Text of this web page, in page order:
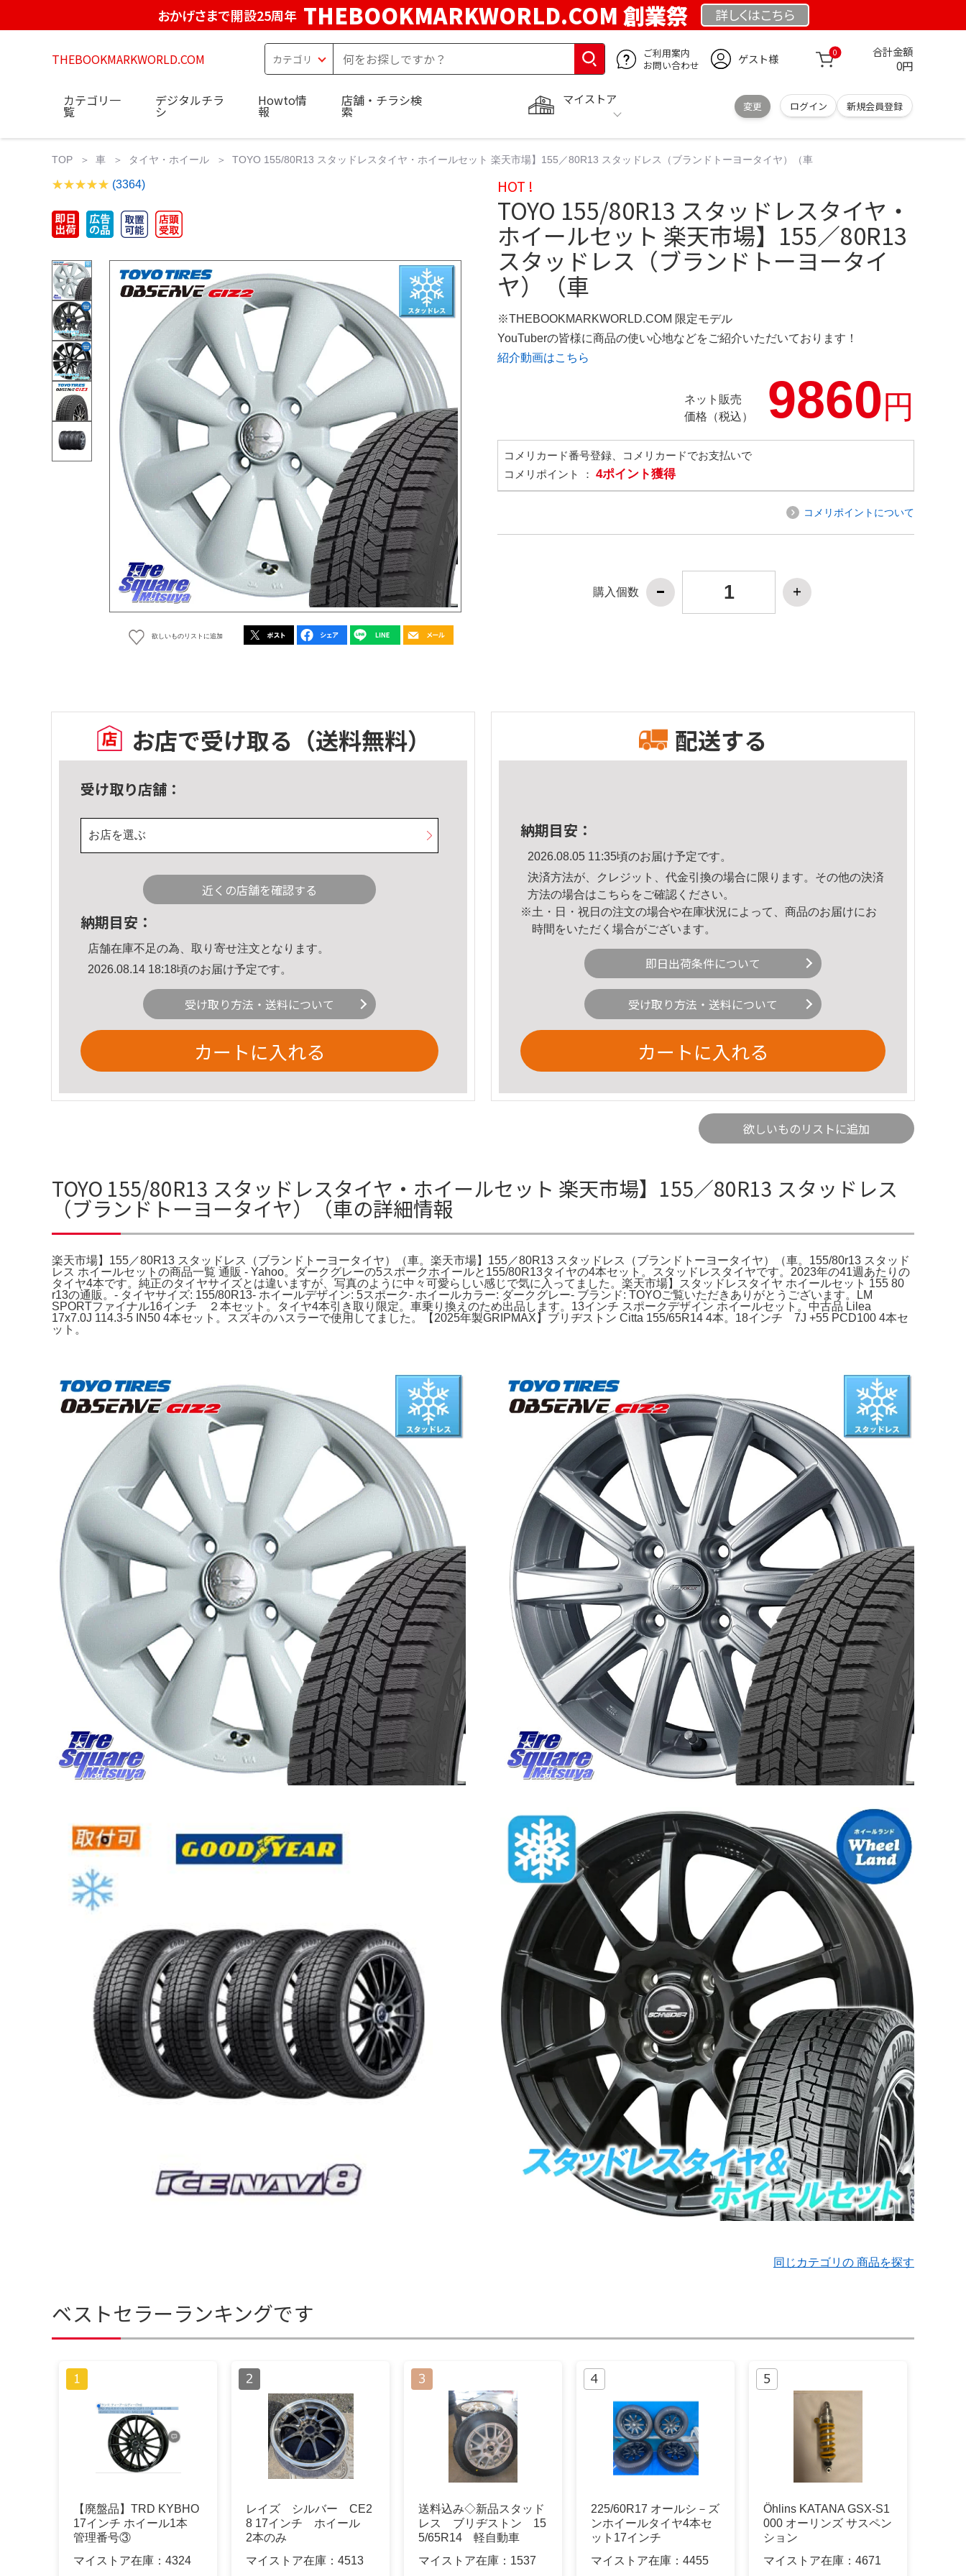
おかげさまで開設25周年 THEBOOKMARKWORLD.COM 創業祭 詳しくはこちら
THEBOOKMARKWORLD.COM
ご利用案内
お問い合わせ
ゲスト様 0 合計金額
0円
マイストア
変更 ログイン 新規会員登録
カテゴリ一
覧
デジタルチラ
シ
Howto情
報
店舗・チラシ検
索
TOP 車 タイヤ・ホイール TOYO 155/80R13 スタッドレスタイヤ・ホイールセット 楽天市場】155／80R13 スタッドレス（ブランドトーヨータイヤ）（車
(3364)
欲しいものリストに追加
HOT !
TOYO 155/80R13 スタッドレスタイヤ・
ホイールセット 楽天市場】155／80R13
スタッドレス（ブランドトーヨータイ
ヤ）（車
※THEBOOKMARKWORLD.COM 限定モデル
YouTuberの皆様に商品の使い心地などをご紹介いただいております！
紹介動画はこちら
ネット販売
価格（税込）
9860円
コメリカード番号登録、コメリカードでお支払いで
コメリポイント ： 4ポイント獲得
コメリポイントについて
購入個数
お店で受け取る （送料無料）
受け取り店舗：
お店を選ぶ
近くの店舗を確認する
納期目安：
店舗在庫不足の為、取り寄せ注文となります。
2026.08.14 18:18頃のお届け予定です。
受け取り方法・送料について
カートに入れる
配送する
納期目安：
2026.08.05 11:35頃のお届け予定です。
決済方法が、クレジット、代金引換の場合に限ります。その他の決済
方法の場合はこちら をご確認ください。
※土・日・祝日の注文の場合や在庫状況によって、商品のお届けにお
時間をいただく場合がございます。
即日出荷条件について
受け取り方法・送料について
カートに入れる
欲しいものリストに追加
TOYO 155/80R13 スタッドレスタイヤ・ホイールセット 楽天市場】155／80R13 スタッドレス
（ブランドトーヨータイヤ）（車の詳細情報
楽天市場】155／80R13 スタッドレス（ブランドトーヨータイヤ）（車。楽天市場】155／80R13 スタッドレス（ブランドトーヨータイヤ）（車。155/80r13 スタッド
レス ホイールセットの商品一覧 通販 - Yahoo。ダークグレーの5スポークホイールと155/80R13タイヤの4本セット。スタッドレスタイヤです。2023年の41週あたりの
タイヤ4本です。純正のタイヤサイズとは違いますが、写真のように中々可愛らしい感じで気に入ってました。楽天市場】スタッドレスタイヤ ホイールセット 155 80
r13の通販。- タイヤサイズ: 155/80R13- ホイールデザイン: 5スポーク- ホイールカラー: ダークグレー- ブランド: TOYOご覧いただきありがとうございます。LM
SPORTファイナル16インチ ２本セット。タイヤ4本引き取り限定。車乗り換えのため出品します。13インチ スポークデザイン ホイールセット。中古品 Lilea
17x7.0J 114.3-5 IN50 4本セット。スズキのハスラーで使用してました。【2025年製GRIPMAX】ブリヂストン Citta 155/65R14 4本。18インチ 7J +55 PCD100 4本セ
ット。
同じカテゴリの 商品を探す
ベストセラーランキングです
【廃盤品】TRD KYBHO
17インチ ホイール1本
管理番号③
マイストア在庫： 4324
レイズ シルバー CE2
8 17インチ ホイール
2本のみ
マイストア在庫： 4513
送料込み◇新品スタッド
レス ブリヂストン 15
5/65R14 軽自動車
マイストア在庫： 1537
225/60R17 オールシ－ズ
ンホイールタイヤ4本セ
ット17インチ
マイストア在庫： 4455
Öhlins KATANA GSX-S1
000 オーリンズ サスペン
ション
マイストア在庫： 4671